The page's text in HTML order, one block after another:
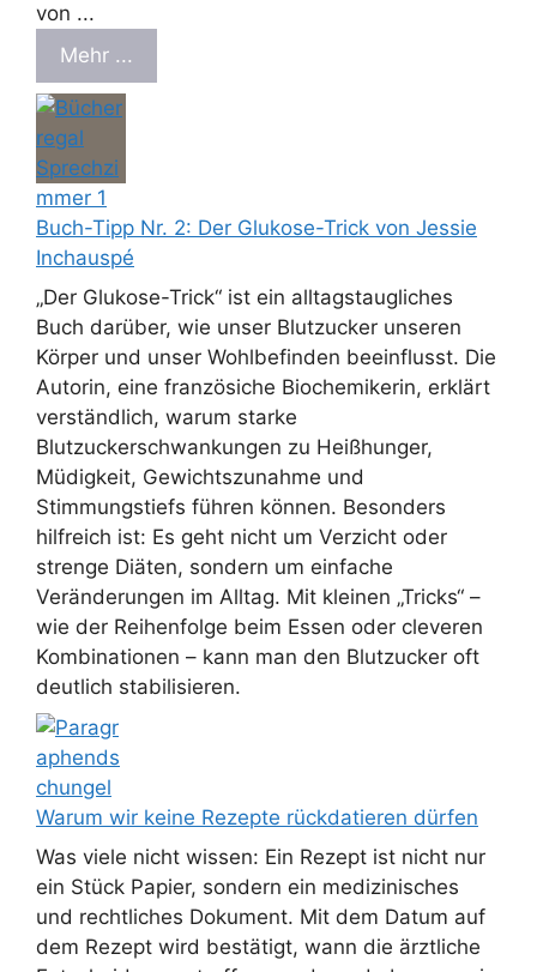
von ...
Mehr ...
Buch-Tipp Nr. 2: Der Glukose-Trick von Jessie
Inchauspé
„Der Glukose-Trick“ ist ein alltagstaugliches
Buch darüber, wie unser Blutzucker unseren
Körper und unser Wohlbefinden beeinflusst. Die
Autorin, eine französiche Biochemikerin, erklärt
verständlich, warum starke
Blutzuckerschwankungen zu Heißhunger,
Müdigkeit, Gewichtszunahme und
Stimmungstiefs führen können. Besonders
hilfreich ist: Es geht nicht um Verzicht oder
strenge Diäten, sondern um einfache
Veränderungen im Alltag. Mit kleinen „Tricks“ –
wie der Reihenfolge beim Essen oder cleveren
Kombinationen – kann man den Blutzucker oft
deutlich stabilisieren.
Warum wir keine Rezepte rückdatieren dürfen
Was viele nicht wissen: Ein Rezept ist nicht nur
ein Stück Papier, sondern ein medizinisches
und rechtliches Dokument. Mit dem Datum auf
dem Rezept wird bestätigt, wann die ärztliche